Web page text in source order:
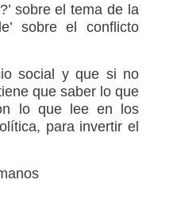
sobre el tema de la
sobre el conflicto
social y que si no
que saber lo que
lo que lee en los
para invertir el